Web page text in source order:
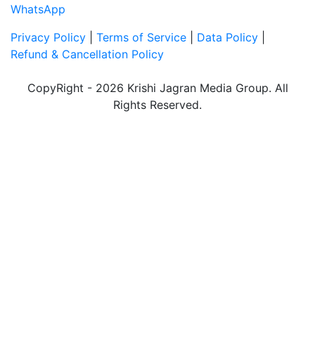
WhatsApp
Privacy Policy
Terms of Service Data Policy
Refund & Cancellation Policy
CopyRight - 2026 Krishi Jagran Media Group. All
Rights Reserved.